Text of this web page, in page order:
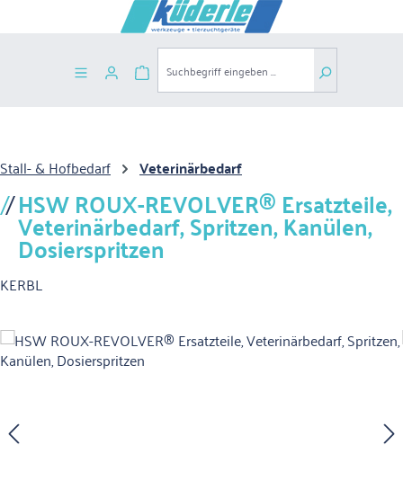
Zum Hauptinhalt springen
Warenkorb enthält 0 Positionen. Der
Stall- & Hofbedarf Veterinärbedarf
HSW ROUX-REVOLVER® Ersatzteile,
Veterinärbedarf, Spritzen, Kanülen,
Dosierspritzen
KERBL
Bildergalerie überspringen